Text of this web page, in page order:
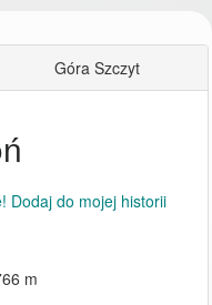
Góra Szczyt
Dodaj do mojej historii
m